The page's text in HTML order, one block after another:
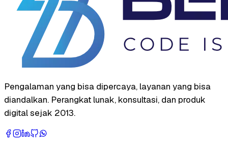
Pengalaman yang bisa dipercaya, layanan yang bisa
diandalkan. Perangkat lunak, konsultasi, dan produk
digital sejak 2013.